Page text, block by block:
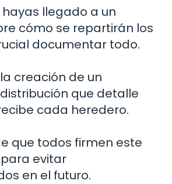
hayas llegado a un
cómo se repartirán los
documentar todo.
creación de un
que detalle
cada heredero.
que todos firmen este
evitar
en el futuro.